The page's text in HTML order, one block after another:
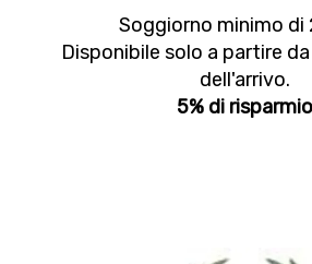
Soggiorno minimo
Disponibile solo a partire
dell'arrivo.
5% di risparmio